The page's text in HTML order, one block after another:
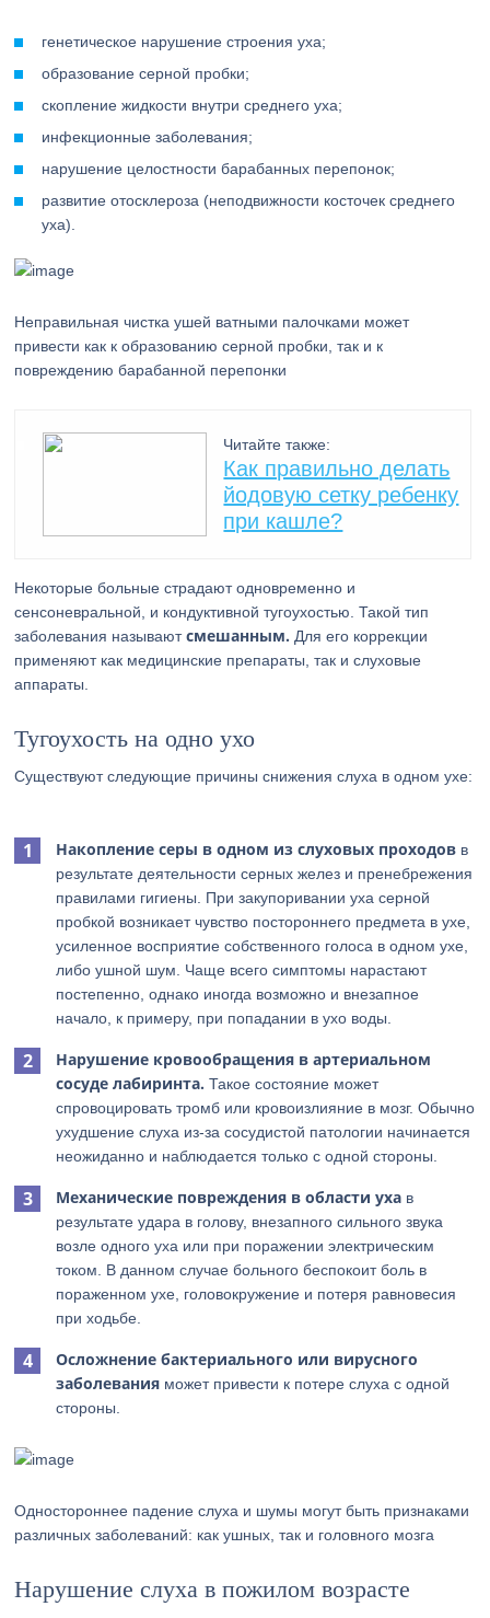
генетическое нарушение строения уха;
образование серной пробки;
скопление жидкости внутри среднего уха;
инфекционные заболевания;
нарушение целостности барабанных перепонок;
развитие отосклероза (неподвижности косточек среднего
уха).
Неправильная чистка ушей ватными палочками может
привести как к образованию серной пробки, так и к
повреждению барабанной перепонки
Читайте также:
Как правильно делать
йодовую сетку ребенку
при кашле?
Некоторые больные страдают одновременно и
сенсоневральной, и кондуктивной тугоухостью. Такой тип
заболевания называютсмешанным. Для его коррекции
применяют как медицинские препараты, так и слуховые
аппараты.
Тугоухость на одно ухо
Существуют следующие причины снижения слуха в одном ухе:
Накопление серы в одном из слуховых проходов в
результате деятельности серных желез и пренебрежения
правилами гигиены. При закупоривании уха серной
пробкой возникает чувство постороннего предмета в ухе,
усиленное восприятие собственного голоса в одном ухе,
либо ушной шум. Чаще всего симптомы нарастают
постепенно, однако иногда возможно и внезапное
начало, к примеру, при попадании в ухо воды.
Нарушение кровообращения в артериальном
сосуде лабиринта. Такое состояние может
спровоцировать тромб или кровоизлияние в мозг. Обычно
ухудшение слуха из-за сосудистой патологии начинается
неожиданно и наблюдается только с одной стороны.
Механические повреждения в области уха в
результате удара в голову, внезапного сильного звука
возле одного уха или при поражении электрическим
током. В данном случае больного беспокоит боль в
пораженном ухе, головокружение и потеря равновесия
при ходьбе.
Осложнение бактериального или вирусного
заболевания может привести к потере слуха с одной
стороны.
Одностороннее падение слуха и шумы могут быть признаками
различных заболеваний: как ушных, так и головного мозга
Нарушение слуха в пожилом возрасте